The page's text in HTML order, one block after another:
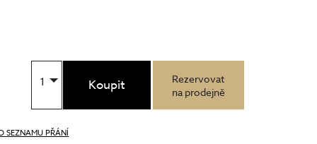
1 Koupit
Rezervovat
na prodejně
SEZNAMU PŘÁNÍ